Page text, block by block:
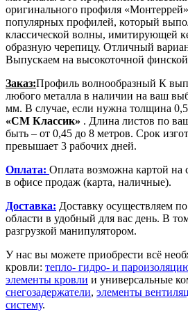
оригинального профиля
популярных профилей, который
классической волны, имитирующей
образную черепицу. Отличный
Выпускаем на высокоточной
Заказ:Профиль волнообразный К
любого металла в наличии на ваш
мм. В случае, если нужна толщина
«СМ Классик» . Длина листов по
быть – от 0,45 до 8 метров. Срок
превышает 3 рабочих дней.
Оплата: Оплата возможна картой на
в офисе продаж (карта, наличные).
Доставка: Доставку осуществляем
области в удобный для вас день. В
разгрузкой манипулятором.
У нас вы можете приобрести всё
кровли: тепло- гидро- и
элементы кровли и универсальные
снегозадержатели, элементы
систему.